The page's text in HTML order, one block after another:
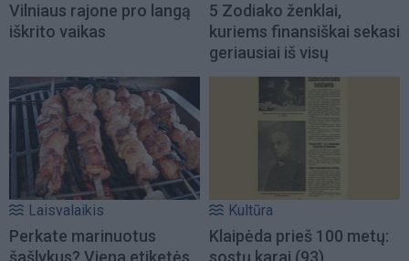
Vilniaus rajone pro langą
iškrito vaikas
5 Zodiako ženklai,
kuriems finansiškai sekasi
geriausiai iš visų
Laisvalaikis
Perkate marinuotus
šašlykus? Viena etiketės
Kultūra
Klaipėda prieš 100 metų:
sostų karai (93)